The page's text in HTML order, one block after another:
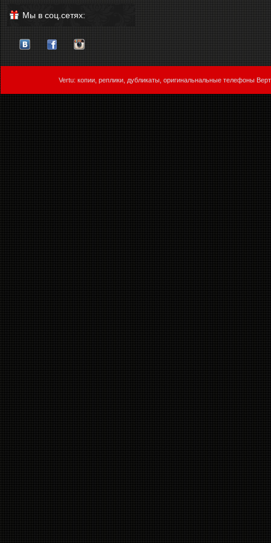
Мы в соц.сетях:
Vertu: копии, реплики, дубликаты, оригинальнальные телефоны